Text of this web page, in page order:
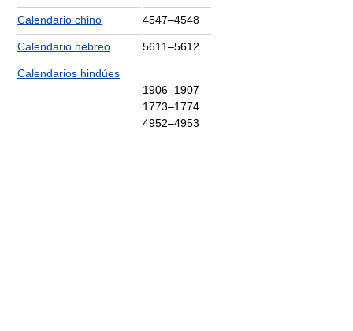
Calendario chino 4547–4548
Calendario hebreo 5611–5612
Calendarios hindúes
1906–1907
1773–1774
4952–4953